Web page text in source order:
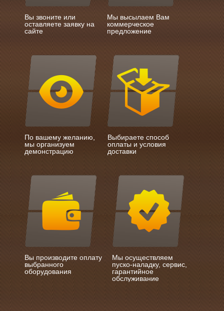
Вы звоните или
оставляете заявку на
сайте
Мы высылаем Вам
коммерческое
предложение
По вашему желанию,
мы организуем
демонстрацию
Выбираете способ
оплаты и условия
доставки
Вы производите оплату
выбранного
оборудования
Мы осуществляем
пуско-наладку, сервис,
гарантийное
обслуживание